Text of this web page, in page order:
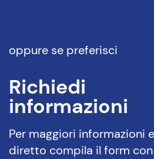
oppure se preferisci
Richiedi
informazioni
Per maggiori informazioni
diretto compila il form